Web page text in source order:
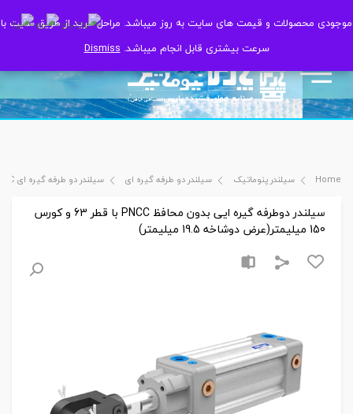
موجودی محصولات و قیمت های سایت به روز میباشد. مراحل خرید از طریق سایت با
سرعت بیشتری قابل انجام میباشد.Dismiss
موجودی محصولات و قیمت های سایت به روز میباشد. مراحل خرید از طریق سایت با
سرعت بیشتری قابل انجام میباشد.Dismiss
Home سیلندر پنوماتیک سیلندر دو طرفه گیره ای سیلندر دو طرفه گیره ای PNCC
سیلندر دوطرفه گیره ایی بدون محافظ PNCC با قطر 63 و کورس
150 میلیمتر(عرض دوشاخه 19.5 میلیمتر)